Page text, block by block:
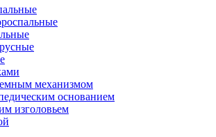
механизмом
основанием
изголовьем